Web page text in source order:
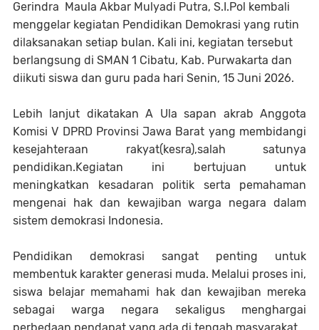
Gerindra Maula Akbar Mulyadi Putra, S.I.Pol kembali
menggelar kegiatan Pendidikan Demokrasi yang rutin
dilaksanakan setiap bulan. Kali ini, kegiatan tersebut
berlangsung di SMAN 1 Cibatu, Kab. Purwakarta dan
diikuti siswa dan guru pada hari Senin, 15 Juni 2026.
Lebih lanjut dikatakan A Ula sapan akrab Anggota
Komisi V DPRD Provinsi Jawa Barat yang membidangi
kesejahteraan rakyat(kesra),salah satunya
pendidikan.Kegiatan ini bertujuan untuk
meningkatkan kesadaran politik serta pemahaman
mengenai hak dan kewajiban warga negara dalam
sistem demokrasi Indonesia.
Pendidikan demokrasi sangat penting untuk
membentuk karakter generasi muda. Melalui proses ini,
siswa belajar memahami hak dan kewajiban mereka
sebagai warga negara sekaligus menghargai